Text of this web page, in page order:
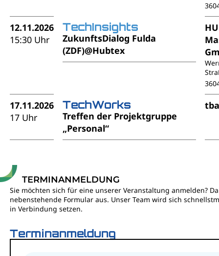
12.11.2026
15:30 Uhr
TechInsights
ZukunftsDialog Fulda
(ZDF)@Hubtex
17.11.2026
17 Uhr
TechWorks
Treffen der Projektgruppe
„Personal“
tba
TERMINANMELDUNG
Sie möchten sich für eine unserer Veranstaltung anmelden?
nebenstehende Formular aus. Unser Team wird sich
in Verbindung setzen.
Terminanmeldung